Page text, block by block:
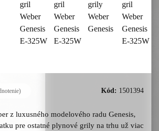
Kód: 1501394
z luxusného modelového radu Genesis,
pre ostatné plynové grily na trhu už viac